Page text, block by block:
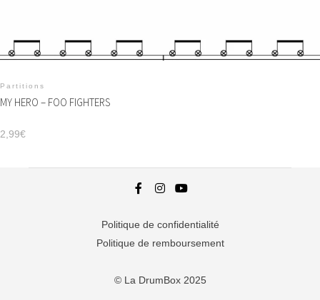
Partitions
MY HERO – FOO FIGHTERS
2,99€
Politique de confidentialité
Politique de remboursement
© La DrumBox 2025